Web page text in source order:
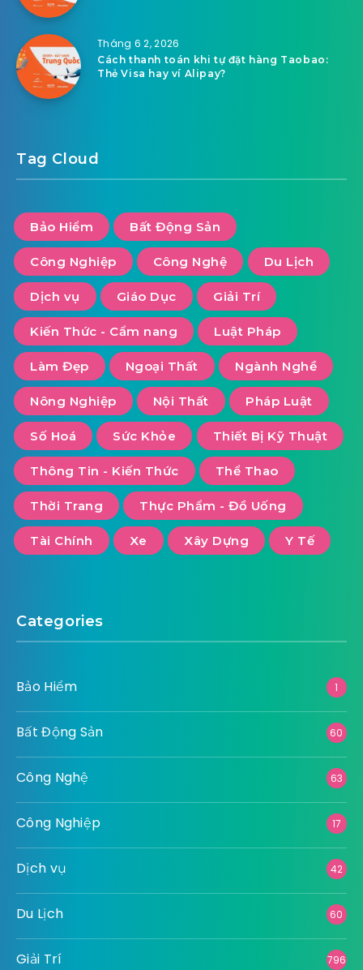
Tháng 6 2, 2026
Cách thanh toán khi tự đặt hàng Taobao:
Thẻ Visa hay ví Alipay?
Tag Cloud
Bảo Hiểm Bất Động Sản
Công Nghiệp Công Nghệ Du Lịch
Dịch vụ Giáo Dục Giải Trí
Kiến Thức - Cẩm nang Luật Pháp
Làm Đẹp Ngoại Thất Ngành Nghề
Nông Nghiệp Nội Thất Pháp Luật
Số Hoá Sức Khỏe Thiết Bị Kỹ Thuật
Thông Tin - Kiến Thức Thể Thao
Thời Trang Thực Phẩm - Đồ Uống
Tài Chính Xe Xây Dựng Y Tế
Categories
Bảo Hiểm 1
Bất Động Sản 60
Công Nghệ 63
Công Nghiệp 17
Dịch vụ 42
Du Lịch 60
Giải Trí 796